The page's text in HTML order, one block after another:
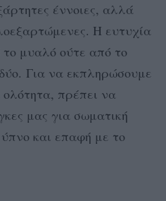
έννοιες, αλλά
Η ευτυχία
μυαλό ούτε από το
Για να εκπληρώσουμε
ολότητα, πρέπει να
μας για σωματική
και επαφή με το